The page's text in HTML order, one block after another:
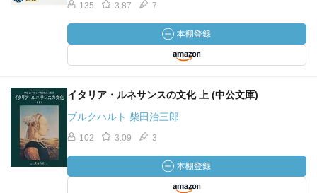
135 3.87 7
イタリア・ルネサンスの文化 上 (中公文庫)
ブルクハルト 柴田治三郎
102 3.09 3